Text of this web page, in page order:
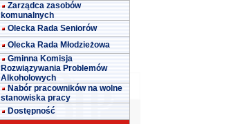
Zarządca zasobów
komunalnych
Olecka Rada Seniorów
Olecka Rada Młodzieżowa
Gminna Komisja
Rozwiązywania Problemów
Alkoholowych
Nabór pracowników na wolne
stanowiska pracy
Dostępność